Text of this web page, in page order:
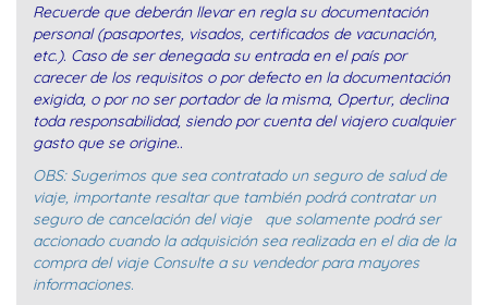
Recuerde que deberán llevar en regla su documentación
personal (pasaportes, visados, certificados de vacunación,
etc.). Caso de ser denegada su entrada en el país por
carecer de los requisitos o por defecto en la documentación
exigida, o por no ser portador de la misma, Opertur, declina
toda responsabilidad, siendo por cuenta del viajero cualquier
gasto que se origine..
OBS: Sugerimos que sea contratado un seguro de salud de
viaje, importante resaltar que también podrá contratar un
seguro de cancelación del viaje que solamente podrá ser
accionado cuando la adquisición sea realizada en el dia de la
compra del viaje Consulte a su vendedor para mayores
informaciones.